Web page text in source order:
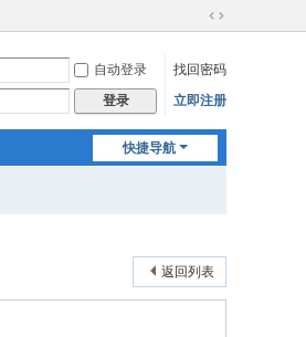
切
到
宽
自动登录
找回密码
登录 立即注册
快捷导航
返回列表